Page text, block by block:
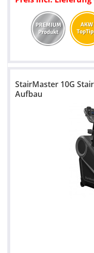
StairMaster 10G
Aufbau